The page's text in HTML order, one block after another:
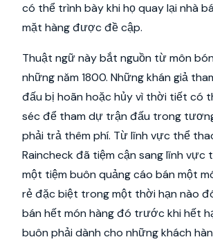
có thể trình bày khi họ quay lại nhà
mặt hàng được đề cập.
Thuật ngữ này bắt nguồn từ môn
những năm 1800. Những khán giả
đấu bị hoãn hoặc hủy vì thời tiết có
séc để tham dự trận đấu trong
phải trả thêm phí. Từ lĩnh vực thể
Raincheck đã tiệm cận sang lĩnh vực
một tiệm buôn quảng cáo bán một
rẻ đặc biệt trong một thời hạn nào
bán hết món hàng đó trước khi hết
buôn phải dành cho những khách